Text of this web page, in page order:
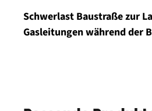
Schwerlast Baustraße zur
Gasleitungen während der